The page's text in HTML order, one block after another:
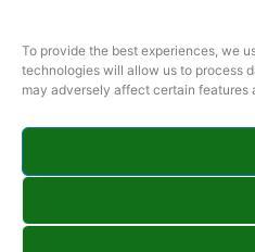
To provide the best experiences, we
technologies will allow us to process
may adversely affect certain features